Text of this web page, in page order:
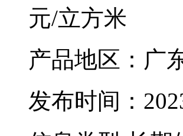
元/立方米
产品地区：广
发布时间：